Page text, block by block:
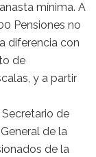
mínima. A
Pensiones no
diferencia con
de
y a partir
de
de la
de la